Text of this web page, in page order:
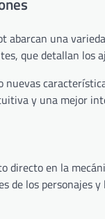
abarcan una
que detallan los
y una mejor
directo en la
de los